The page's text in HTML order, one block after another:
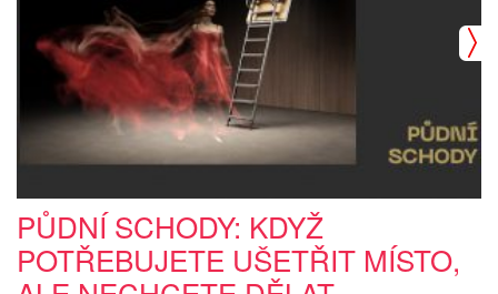
PŮDNÍ SCHODY: KDYŽ
POTŘEBUJETE UŠETŘIT MÍSTO,